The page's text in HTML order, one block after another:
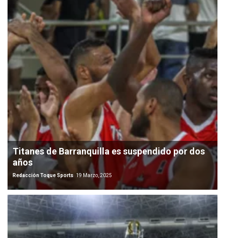
Titanes de Barranquilla es suspendido por dos
años
Redacción Toque Sports 19 Marzo, 2025